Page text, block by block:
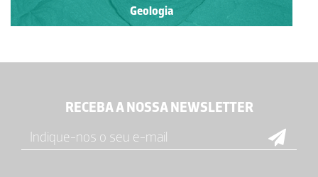
Geologia
RECEBA A NOSSA NEWSLETTER